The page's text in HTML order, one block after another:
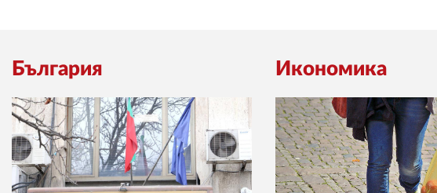
България Икономика